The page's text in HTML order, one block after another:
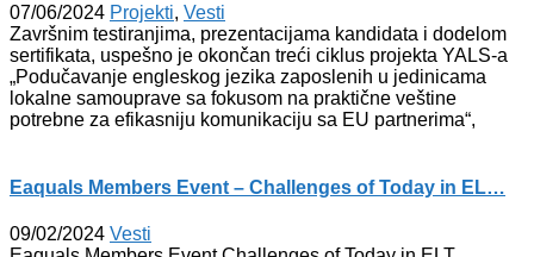
07/06/2024 Projekti, Vesti
Završnim testiranjima, prezentacijama kandidata i dodelom
sertifikata, uspešno je okončan treći ciklus projekta YALS-a
„Podučavanje engleskog jezika zaposlenih u jedinicama
lokalne samouprave sa fokusom na praktične veštine
potrebne za efikasniju komunikaciju sa EU partnerima“,
Eaquals Members Event – Challenges of Today in EL…
09/02/2024 Vesti